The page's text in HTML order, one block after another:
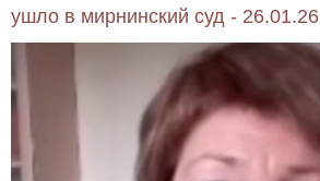
ушло в мирнинский суд - 26.01.26